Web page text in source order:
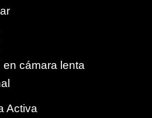
cámara lenta
Activa